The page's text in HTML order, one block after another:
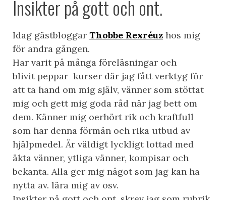
Insikter på gott och ont.
Idag gästbloggar Thobbe Rexréuz hos mig
för andra gången.
Har varit på många föreläsningar och
blivit peppar kurser där jag fått verktyg för
att ta hand om mig själv, vänner som stöttat
mig och gett mig goda råd när jag bett om
dem. Känner mig oerhört rik och kraftfull
som har denna förmån och rika utbud av
hjälpmedel. Är väldigt lyckligt lottad med
äkta vänner, ytliga vänner, kompisar och
bekanta. Alla ger mig något som jag kan ha
nytta av. lära mig av osv.